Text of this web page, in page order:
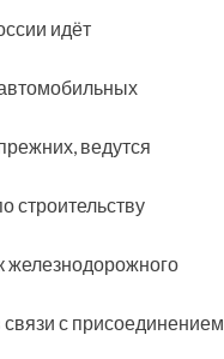
идёт
ведутся
строительству
железнодорожного
связи с присоединением